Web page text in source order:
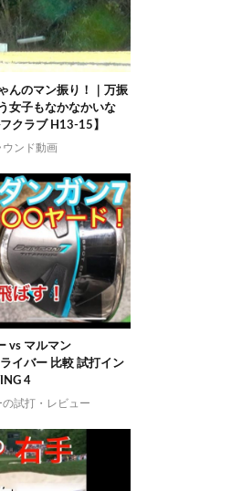
んのマン振り！｜万振
女子もなかなかいな
クラブ H13-15】
ウンド動画
vs マルマン
イバー 比較 試打イン
4
の試打・レビュー